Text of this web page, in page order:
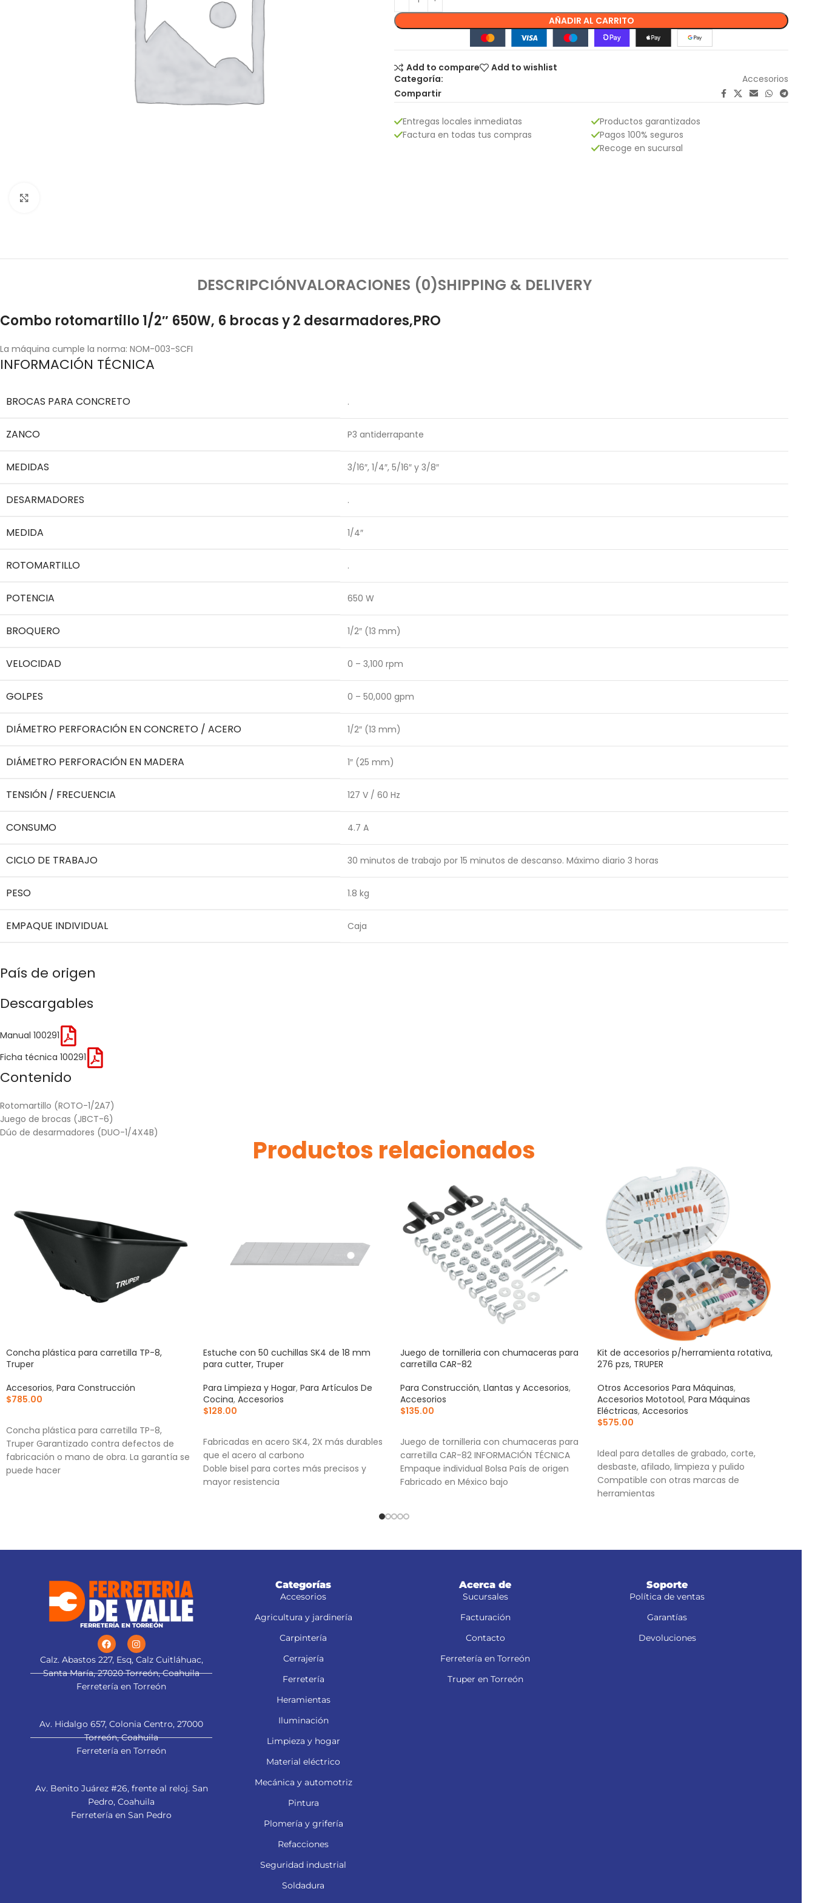
AÑADIR AL CARRITO
Add to compare
Add to wishlist
Categoría:
Accesorios
Compartir
Entregas locales inmediatas
Factura en todas tus compras
Productos garantizados
Pagos 100% seguros
Recoge en sucursal
DESCRIPCIÓNVALORACIONES (0)SHIPPING & DELIVERY
Combo rotomartillo 1/2″ 650W, 6 brocas y 2 desarmadores,PRO
La máquina cumple la norma: NOM-003-SCFI
INFORMACIÓN TÉCNICA
BROCAS PARA CONCRETO .
ZANCO P3 antiderrapante
MEDIDAS 3/16″, 1/4″, 5/16″ y 3/8″
DESARMADORES .
MEDIDA 1/4″
ROTOMARTILLO .
POTENCIA 650 W
BROQUERO 1/2″ (13 mm)
VELOCIDAD 0 – 3,100 rpm
GOLPES 0 – 50,000 gpm
DIÁMETRO PERFORACIÓN EN CONCRETO / ACERO 1/2″ (13 mm)
DIÁMETRO PERFORACIÓN EN MADERA 1″ (25 mm)
TENSIÓN / FRECUENCIA 127 V / 60 Hz
CONSUMO 4.7 A
CICLO DE TRABAJO 30 minutos de trabajo por 15 minutos de descanso. Máximo diario 3 horas
PESO 1.8 kg
EMPAQUE INDIVIDUAL Caja
País de origen
Descargables
Manual 100291
Ficha técnica 100291
Contenido
Rotomartillo (ROTO-1/2A7)
Juego de brocas (JBCT-6)
Dúo de desarmadores (DUO-1/4X4B)
Productos relacionados
Concha plástica para carretilla TP-8,
Truper
Accesorios, Para Construcción
$785.00
Concha plástica para carretilla TP-8,
Truper Garantizado contra defectos de
fabricación o mano de obra. La garantía se
puede hacer
Estuche con 50 cuchillas SK4 de 18 mm
para cutter, Truper
Para Limpieza y Hogar, Para Artículos De
Cocina, Accesorios
$128.00
Fabricadas en acero SK4, 2X más durables
que el acero al carbono
Doble bisel para cortes más precisos y
mayor resistencia
Juego de tornilleria con chumaceras para
carretilla CAR-82
Para Construcción, Llantas y Accesorios,
Accesorios
$135.00
Juego de tornilleria con chumaceras para
carretilla CAR-82 INFORMACIÓN TÉCNICA
Empaque individual Bolsa País de origen
Fabricado en México bajo
Kit de accesorios p/herramienta rotativa,
276 pzs, TRUPER
Otros Accesorios Para Máquinas,
Accesorios Mototool, Para Máquinas
Eléctricas, Accesorios
$575.00
Ideal para detalles de grabado, corte,
desbaste, afilado, limpieza y pulido
Compatible con otras marcas de
herramientas
FERRETERÍA EN TORREÓN
Calz. Abastos 227, Esq, Calz Cuitláhuac,
Santa María, 27020 Torreón, Coahuila
Ferretería en Torreón
Av. Hidalgo 657, Colonia Centro, 27000
Torreón, Coahuila
Ferretería en Torreón
Av. Benito Juárez #26, frente al reloj. San
Pedro, Coahuila
Ferretería en San Pedro
Categorías
Accesorios
Agricultura y jardinería
Carpintería
Cerrajería
Ferretería
Heramientas
Iluminación
Limpieza y hogar
Material eléctrico
Mecánica y automotriz
Pintura
Plomería y grifería
Refacciones
Seguridad industrial
Soldadura
Acerca de
Sucursales
Facturación
Contacto
Ferretería en Torreón
Truper en Torreón
Soporte
Política de ventas
Garantías
Devoluciones